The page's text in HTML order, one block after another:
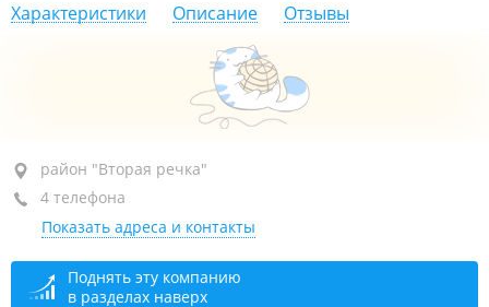
Характеристики Описание Отзывы
район "Вторая речка", ул. Русская, 65
оф. 12
+7 (423) 256-38-68
+7 904 624-21-88
район "Вторая речка"
4 телефона
Показать адреса и контакты
Поднять эту компанию
в разделах наверх